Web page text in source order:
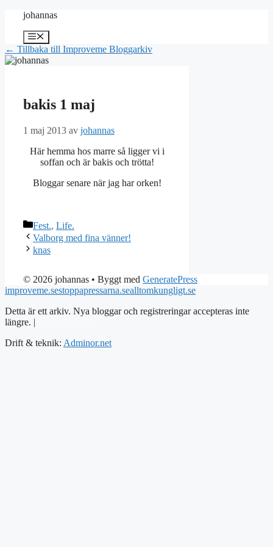
Hoppa
innehåll
johannas
Meny
← Tillbaka till Improveme Bloggarkiv
bakis 1 maj
1 maj 2013 av johannas
Här hemma hos marre så ligger vi i
soffan och är bakis och trötta!
Bloggar senare när jag har orken!
Kategorier
Fest., Life.
Valborg med fina vänner!
knas
© 2026 johannas • Byggt med GeneratePress
improveme.sestoppapressarna.sealltomkungligt.se
Detta är ett arkiv. Nya bloggar och registreringar accepteras inte
längre. |
Drift & teknik: Adminor.net